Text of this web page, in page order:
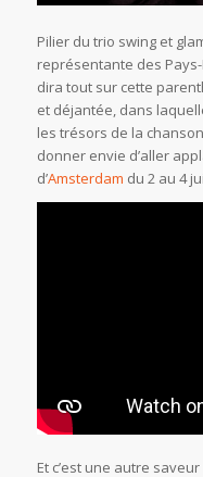
Pilier du trio swing et
représentante des
dira tout sur cette
et déjantée, dans
les trésors de la
donner envie d’aller
d’Amsterdam du 2 au 4
Et c’est une autre